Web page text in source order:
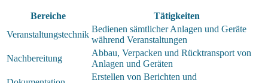
Bereiche
Tätigkeiten
Veranstaltungstechnik
Bedienen sämtlicher Anlagen und Geräte
während Veranstaltungen
Nachbereitung
Abbau, Verpacken und Rücktransport von
Anlagen und Geräten
Erstellen von Berichten und